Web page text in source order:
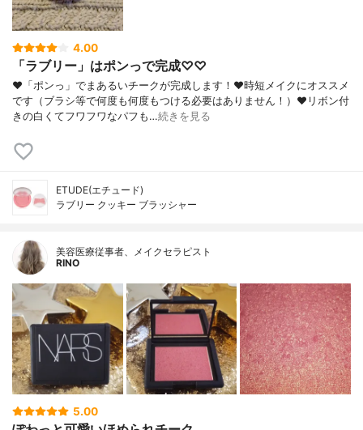
4.00
「ラブリー」はポンっで完成♡♡
❤︎「ポンっ」でまあるいチークが完成します！❤︎時短メイクにオススメ
です（ブラシ等で何度も何度もつける必要はありません！）❤︎リボン付
きの白くてフワフワなパフも…続きを見る
ETUDE(エチュード)
ラブリー クッキー ブラッシャー
美容医療従事者、メイクセラピスト
RINO
5.00